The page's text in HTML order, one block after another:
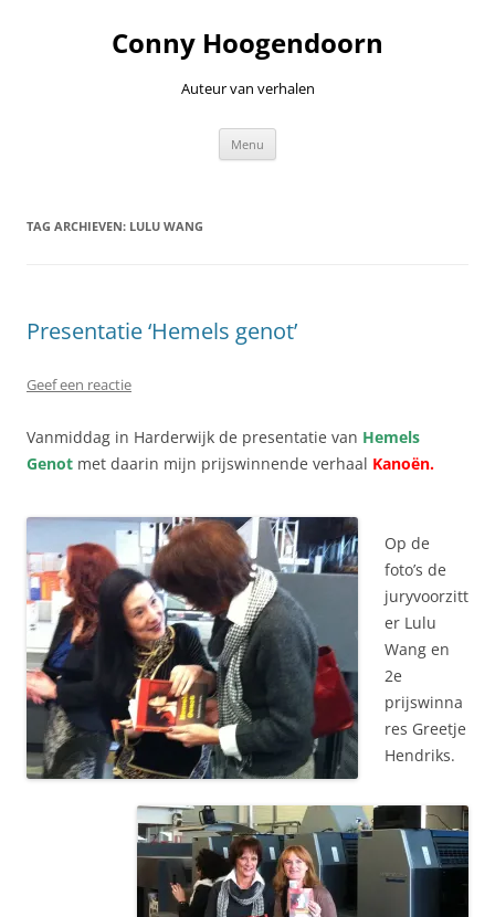
Conny Hoogendoorn
Auteur van verhalen
Menu
TAG ARCHIEVEN: LULU WANG
Presentatie ‘Hemels genot’
Geef een reactie
Vanmiddag in Harderwijk de presentatie van Hemels
Genot met daarin mijn prijswinnende verhaal Kanoën.
Op de
foto’s de
juryvoorzitt
er Lulu
Wang en
2e
prijswinna
res Greetje
Hendriks.